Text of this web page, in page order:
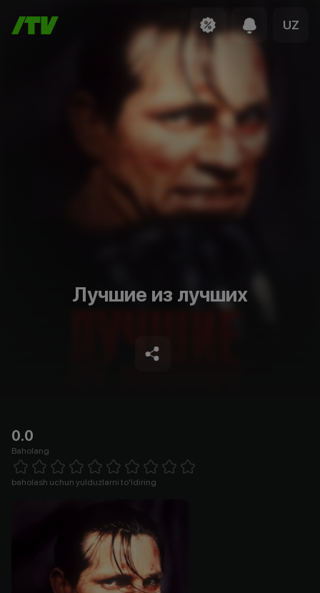
UZ
Лучшие из лучших
0.0
Baholang
1 Star 2 Stars 3 Stars 4 Stars5 Stars 6 Stars7 Stars8 Stars
baholash uchun yulduzlarni to'ldiring